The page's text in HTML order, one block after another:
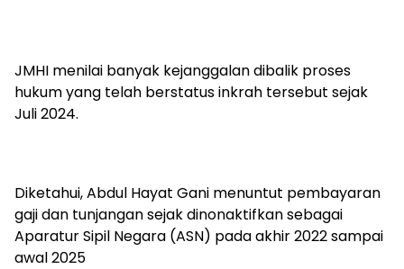
JMHI menilai banyak kejanggalan dibalik proses
hukum yang telah berstatus inkrah tersebut sejak
Juli 2024.
Diketahui, Abdul Hayat Gani menuntut pembayaran
gaji dan tunjangan sejak dinonaktifkan sebagai
Aparatur Sipil Negara (ASN) pada akhir 2022 sampai
awal 2025